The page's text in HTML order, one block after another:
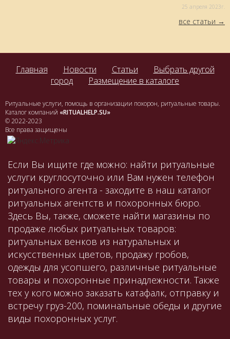
25 aпреля 2023г.
все статьи
Главная Новости Статьи
Выбрать другой
город
Размещение в каталоге
Ритуальные услуги, помощь в организации похорон, ритуальные товары.
Каталог компаний «RITUALHELP.SU»
© 2022-2023
Все права защищены
Если Вы ищите где можно: найти ритуальные
услуги круглосуточно или Вам нужен телефон
ритуального агента - заходите в наш каталог
ритуальных агентств и похоронных бюро.
Здесь Вы, также, сможете найти магазины по
продаже любых ритуальных товаров:
ритуальных венков из натуральных и
искусственных цветов, продажу гробов,
одежды для усопшего, различные ритуальные
товары и похоронные принадлежности. Также
тех у кого можно заказать катафалк, отправку и
встречу груз-200, поминальные обеды и другие
виды похоронных услуг.